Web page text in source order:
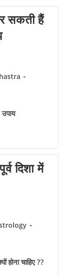
सकती हैं
दिशा में
होना चाहिए ??